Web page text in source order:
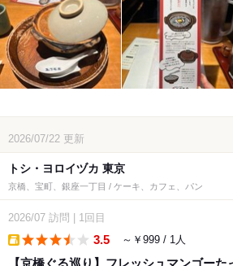
2026/07/22 更新
トシ・ヨロイヅカ 東京
京橋、宝町、銀座一丁目 / ケーキ、カフェ、パン
2026/07 訪問 1回目
3.5 ～￥999 / 1人